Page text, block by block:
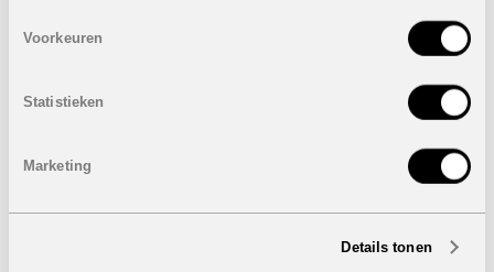
Voorkeuren
Statistieken
Marketing
Details tonen
Bebouwde oppervlakte: van 351,55 m² tot 375,45 m²
Overdekt terras: van 43,90 m² tot 52,85 m²